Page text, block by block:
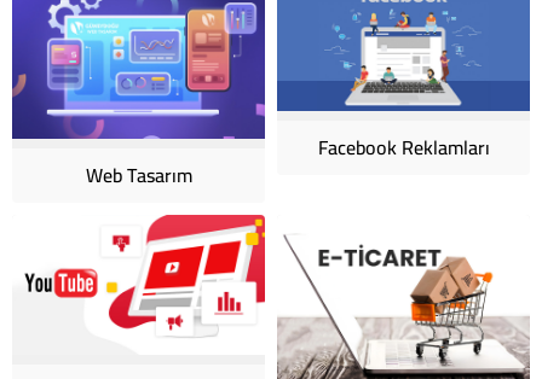
Web Tasarım
Facebook Reklamları